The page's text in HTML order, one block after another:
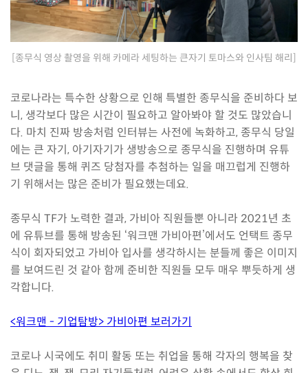
[종무식 영상 촬영을 위해 카메라 세팅하는 큰자기 토마스와 인사팀 해리]
코로나라는 특수한 상황으로 인해 특별한 종무식을 준비하다 보
니, 생각보다 많은 시간이 필요하고 알아봐야 할 것도 많았습니
다. 마치 진짜 방송처럼 인터뷰는 사전에 녹화하고, 종무식 당일
에는 큰 자기, 아기자기가 생방송으로 종무식을 진행하며 유튜
브 댓글을 통해 퀴즈 당첨자를 추첨하는 일을 매끄럽게 진행하
기 위해서는 많은 준비가 필요했는데요.
종무식 TF가 노력한 결과, 가비아 직원들뿐 아니라 2021년 초
에 유튜브를 통해 방송된 ‘워크맨 가비아편’에서도 언택트 종무
식이 회자되었고 가비아 입사를 생각하시는 분들께 좋은 이미지
를 보여드린 것 같아 함께 준비한 직원들 모두 매우 뿌듯하게 생
각합니다.
<워크맨 - 기업탐방> 가비아편 보러가기
코로나 시국에도 취미 활동 또는 취업을 통해 각자의 행복을 찾